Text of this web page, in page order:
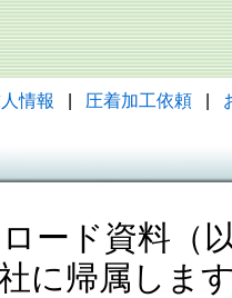
情報 圧着加工依頼
ード資料（
に帰属しま